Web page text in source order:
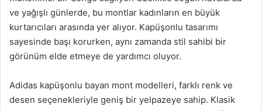
ve yağışlı günlerde, bu montlar kadınların en büyük
kurtarıcıları arasında yer alıyor. Kapüşonlu tasarımı
sayesinde başı korurken, aynı zamanda stil sahibi bir
görünüm elde etmeye de yardımcı oluyor.
Adidas kapüşonlu bayan mont modelleri, farklı renk ve
desen seçenekleriyle geniş bir yelpazeye sahip. Klasik